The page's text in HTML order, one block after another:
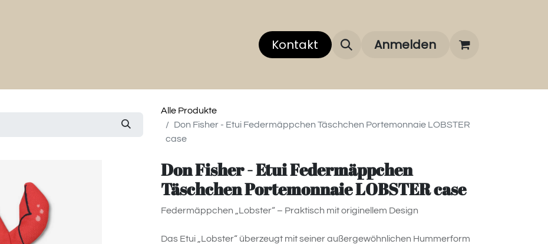
Über uns Über unsere Marken FAQ
Kontakt Anmelden
Alle Produkte
Don Fisher - Etui Federmäppchen Täschchen Portemonnaie LOBSTER
case
Don Fisher - Etui Federmäppchen
Täschchen Portemonnaie LOBSTER case
Federmäppchen „Lobster“ – Praktisch mit originellem Design
Das Etui „Lobster“ überzeugt mit seiner außergewöhnlichen Hummerform